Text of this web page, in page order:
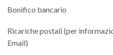
Bonifico bancario
Ricariche postali (per
Email)